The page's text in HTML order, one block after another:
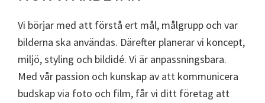
Vi börjar med att förstå ert mål, målgrupp och var
bilderna ska användas. Därefter planerar vi koncept,
miljö, styling och bildidé. Vi är anpassningsbara.
Med vår passion och kunskap av att kommunicera
budskap via foto och film, får vi ditt företag att